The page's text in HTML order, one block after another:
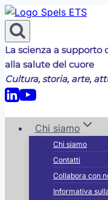
Salta
al
contenuto
La scienza a supporto
alla salute del cuore
Cultura, storia, arte,
Chi siamo
Chi siamo
Contatti
Collabora con
Informativa